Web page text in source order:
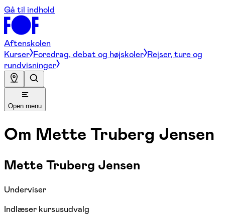
Gå til indhold
Aftenskolen
Kurser Foredrag, debat og højskoler Rejser, ture og
rundvisninger
Open menu
Om Mette Truberg Jensen
Mette Truberg Jensen
Underviser
Indlæser kursusudvalg